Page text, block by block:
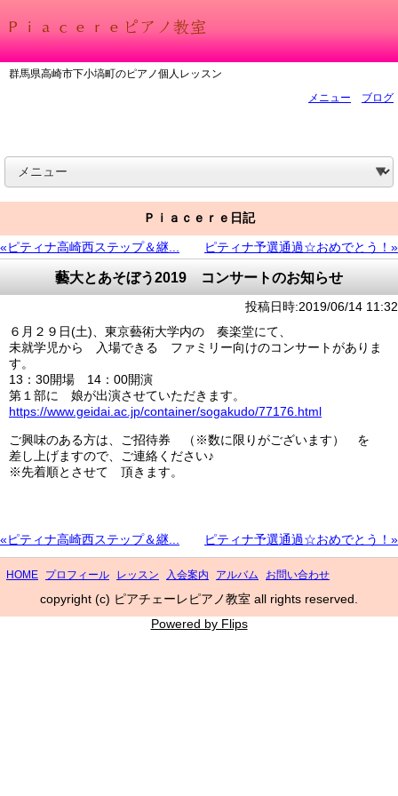
群馬県高崎市下小塙町のピアノ個人レッスン
メニュー
ブログ
Ｐｉａｃｅｒｅ日記
«ピティナ高崎西ステップ＆継... ピティナ予選通過☆おめでとう！»
藝大とあそぼう2019 コンサートのお知らせ
投稿日時:2019/06/14 11:32
６月２９日(土)、東京藝術大学内の 奏楽堂にて、
未就学児から 入場できる ファミリー向けのコンサートがありま
す。
13：30開場 14：00開演
第１部に 娘が出演させていただきます。
https://www.geidai.ac.jp/container/sogakudo/77176.html
ご興味のある方は、ご招待券 （※数に限りがございます） を
差し上げますので、ご連絡ください♪
※先着順とさせて 頂きます。
«ピティナ高崎西ステップ＆継... ピティナ予選通過☆おめでとう！»
HOME プロフィール レッスン 入会案内 アルバム お問い合わせ
copyright (c) ピアチェーレピアノ教室 all rights reserved.
Powered by Flips